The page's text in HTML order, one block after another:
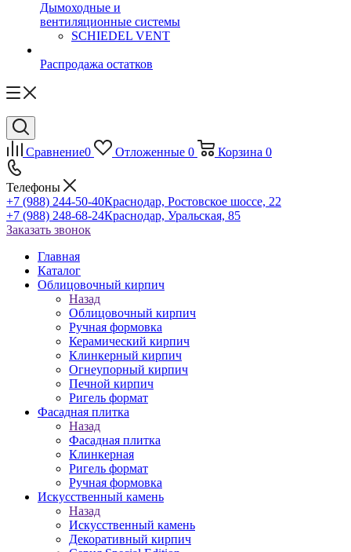
Дымоходные и
вентиляционные системы
SCHIEDEL VENT
Распродажа остатков
Сравнение0 Отложенные 0 Корзина 0
Телефоны
+7 (988) 244-50-40Краснодар, Ростовское шоссе, 22
+7 (988) 248-68-24Краснодар, Уральская, 85
Заказать звонок
Главная
Каталог
Облицовочный кирпич
Назад
Облицовочный кирпич
Ручная формовка
Керамический кирпич
Клинкерный кирпич
Огнеупорный кирпич
Печной кирпич
Ригель формат
Фасадная плитка
Назад
Фасадная плитка
Клинкерная
Ригель формат
Ручная формовка
Искусственный камень
Назад
Искусственный камень
Декоративный кирпич